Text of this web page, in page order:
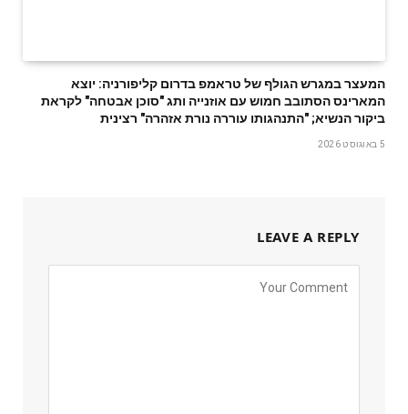
המעצר במגרש הגולף של טראמפ בדרום קליפורניה: יוצא
המארינס הסתובב חמוש עם אוזנייה ותג "סוכן אבטחה" לקראת
ביקור הנשיא; "התנהגותו עוררה נורת אזהרה" רצינית
5 באוגוסט 2026
LEAVE A REPLY